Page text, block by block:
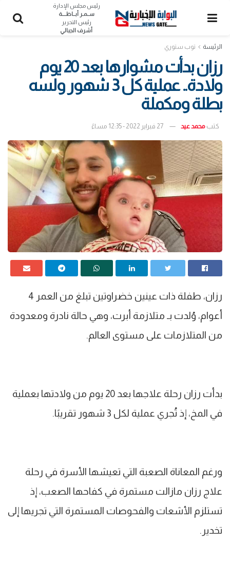
رئيس مجلس الإدارة
ســمـر أبــاظــــة
رئيس التحرير
أشرف الجبالي
الرئيسة توب ستوري
رزان بدأت مشوارها بعد 20 يوم
ولادة.. عملية كل 3 شهور ولسه
بطلة ومكملة
كتب محمد عيد 27 فبراير 2022 - 12:35 مساءً
رزان، طفلة ذات عينين خضراوتين تبلغ من العمر 4
أعوام، وُلدت بـ متلازمة أبرت، وهي حالة نادرة ومعدودة
من المتلازمات على مستوى العالم.
بدأت رزان رحلة علاجها بعد 20 يوم من ولادتها بعملية
في المخ، إذ تُجري عملية لكل 3 شهور تقريبًا.
ورغم المعاناة الصعبة التي تعيشها الأسرة في رحلة
علاج رزان مازالت مستمرة في كفاحها الصعب، إذ
تستلزم الأشعات والفحوصات المستمرة التي تجريها إلى
تخدير.